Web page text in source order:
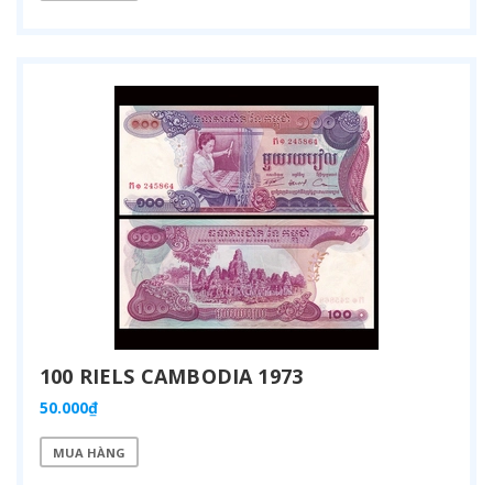
100 RIELS CAMBODIA 1973
50.000₫
MUA HÀNG